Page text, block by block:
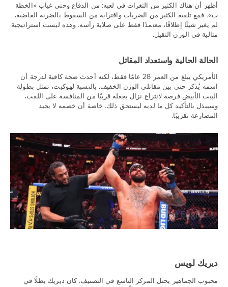
أظهر أن هناك الكثير من الثغرات في لعبه: من الدفاع وحتى غياب «الخطة
ب». فمع تلقيه الكثير من الضربات واقترابه من السقوط بالضربة القاضية،
لم يغير شيئًا إطلاقًا، معتمدًا فقط على صلابة رأسه. وهذه ليست استراتيجية
مثالية في الوزن الثقيل.
الحالة الحالية واستعداد المقاتل
الأمريكي يبلغ من العمر 28 عامًا فقط، لكنه أحدث ضجة كافية لدرجة أن
اسمه يُذكر حتى بين مقاتلي الوزن الخفيف. بالنسبة لهوكيت، تمثل بطولة
البيت الأبيض فرصة لانتزاع نزال يجعله قريبًا من المنافسة على اللقب،
وسيبذل بالتأكيد كل ما لديه ليستحق ذلك. خاصة أن خصمه لا يجيد
المصارعة تقريبًا.
ديريك لويس
محبوب الجماهير يحتل المركز التاسع في التصنيف. كان ديريك بطلًا في